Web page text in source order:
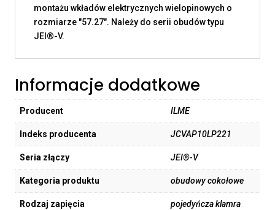
montażu wkładów elektrycznych wielopinowych o
rozmiarze "57.27". Należy do serii obudów typu
JEI®-V.
Informacje dodatkowe
Producent ILME
Indeks producenta JCVAP10LP221
Seria złączy JEI®-V
Kategoria produktu obudowy cokołowe
Rodzaj zapięcia pojedyńcza klamra